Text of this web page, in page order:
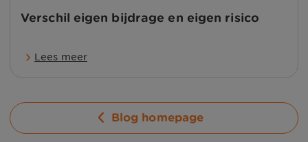
Verschil eigen bijdrage en eigen risico
Lees meer
Blog homepage